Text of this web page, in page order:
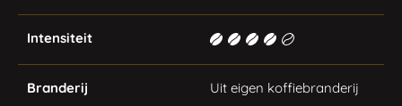
Intensiteit
Branderij Uit eigen koffiebranderij